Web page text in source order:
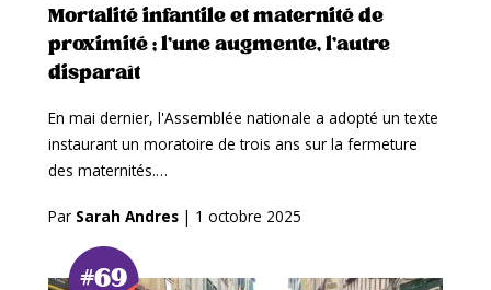
Mortalité infantile et maternité de
proximité ; l’une augmente, l’autre
disparaît
En mai dernier, l'Assemblée nationale a adopté un texte
instaurant un moratoire de trois ans sur la fermeture
des maternités.…
Par Sarah Andres | 1 octobre 2025
#69